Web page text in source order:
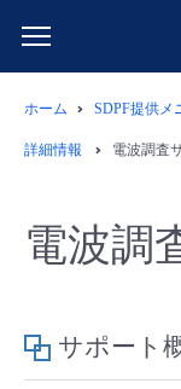
サービス一覧
クラウド/
データ利活
料金情報
ご利用開始ガイ
ホーム SDPF提供メ
詳細情報 電波調査
電波調
サポート